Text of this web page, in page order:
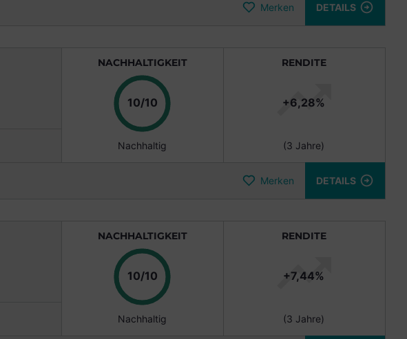
Merken DETAILS
NACHHALTIGKEIT
10/10
Nachhaltig
RENDITE
+6,28%
(3 Jahre)
Merken DETAILS
NACHHALTIGKEIT
10/10
Nachhaltig
RENDITE
+7,44%
(3 Jahre)